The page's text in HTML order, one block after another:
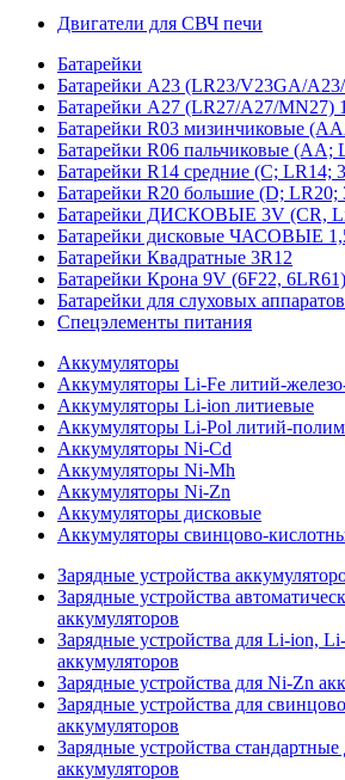
Двигатели для СВЧ печи
Батарейки
Батарейки A23 (LR23/V23GA/
Батарейки A27 (LR27/A27/MN27)
Батарейки R03 мизинчиковые
Батарейки R06 пальчиковые (AA;
Батарейки R14 средние (C; LR14;
Батарейки R20 большие (D; LR20;
Батарейки ДИСКОВЫЕ 3V (CR,
Батарейки дисковые ЧАСОВЫЕ
Батарейки Квадратные 3R12
Батарейки Крона 9V (6F22, 6LR61)
Батарейки для слуховых аппаратов
Спецэлементы питания
Аккумуляторы
Аккумуляторы Li-Fe литий-
Аккумуляторы Li-ion литиевые
Аккумуляторы Li-Pol литий-
Аккумуляторы Ni-Cd
Аккумуляторы Ni-Mh
Аккумуляторы Ni-Zn
Аккумуляторы дисковые
Аккумуляторы свинцово-
Зарядные устройства
Зарядные устройства
аккумуляторов
Зарядные устройства для Li-ion,
аккумуляторов
Зарядные устройства для Ni-Zn
Зарядные устройства для
аккумуляторов
Зарядные устройства
аккумуляторов